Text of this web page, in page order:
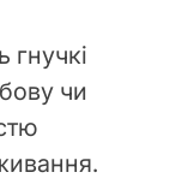
гнучкі
чи